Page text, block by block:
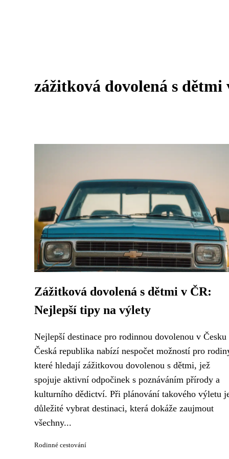
zážitková dovolená s dětmi
Zážitková dovolená s dětmi v ČR:
Nejlepší tipy na výlety
Nejlepší destinace pro rodinnou dovolenou v Česku
Česká republika nabízí nespočet možností pro
které hledají zážitkovou dovolenou s dětmi, jež
spojuje aktivní odpočinek s poznáváním přírody a
kulturního dědictví. Při plánování takového výletu
důležité vybrat destinaci, která dokáže zaujmout
všechny...
Rodinné cestování